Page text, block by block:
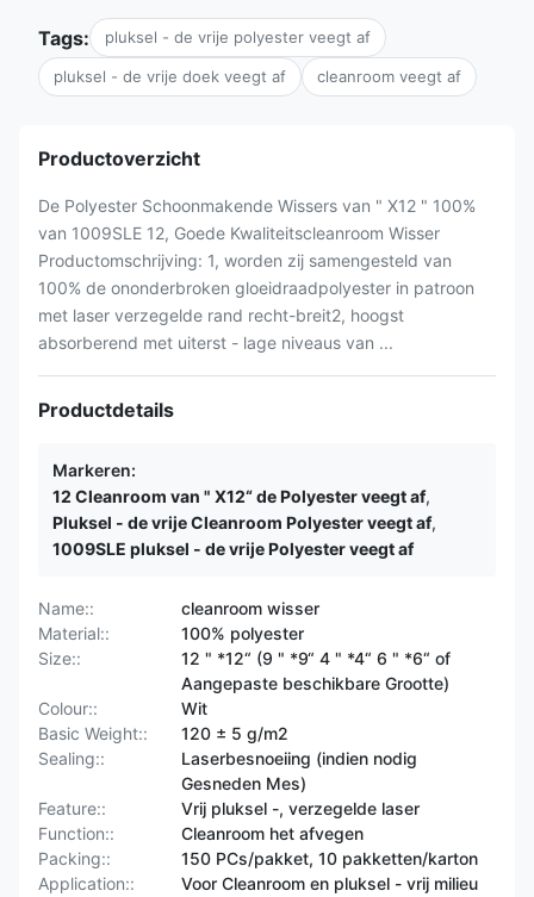
Tags: pluksel - de vrije polyester veegt af
pluksel - de vrije doek veegt af cleanroom veegt af
Productoverzicht
De Polyester Schoonmakende Wissers van " X12 " 100%
van 1009SLE 12, Goede Kwaliteitscleanroom Wisser
Productomschrijving: 1, worden zij samengesteld van
100% de ononderbroken gloeidraadpolyester in patroon
met laser verzegelde rand recht-breit2, hoogst
absorberend met uiterst - lage niveaus van ...
Productdetails
Markeren:
12 Cleanroom van " X12“ de Polyester veegt af,
Pluksel - de vrije Cleanroom Polyester veegt af,
1009SLE pluksel - de vrije Polyester veegt af
Name::
cleanroom wisser
Material::
100% polyester
Size::
12 " *12“ (9 " *9“ 4 " *4“ 6 " *6“ of
Aangepaste beschikbare Grootte)
Colour::
Wit
Basic Weight::
120 ± 5 g/m2
Sealing::
Laserbesnoeiing (indien nodig
Gesneden Mes)
Feature::
Vrij pluksel -, verzegelde laser
Function::
Cleanroom het afvegen
Packing::
150 PCs/pakket, 10 pakketten/karton
Application::
Voor Cleanroom en pluksel - vrij milieu